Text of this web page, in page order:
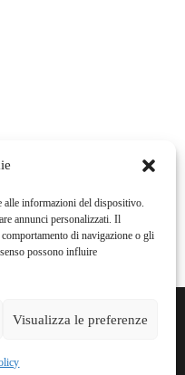
alle informazioni del dispositivo.
annunci personalizzati. Il
di navigazione o gli
possono influire
Visualizza le preferenze
Federica Rossi,29